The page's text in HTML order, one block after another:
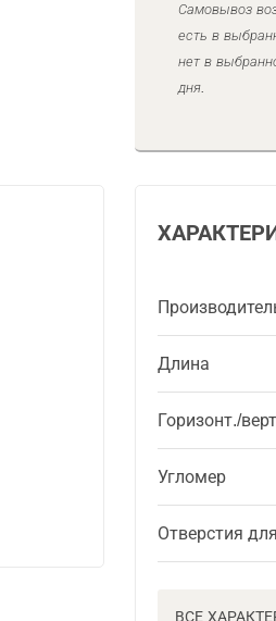
Самовывоз
есть в
нет в
дня.
Длина
Горизонт./
Угломер
Отверстия
ВСЕ